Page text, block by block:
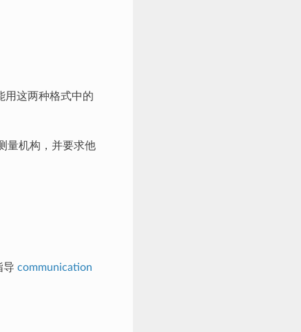
用这两种格式中的
量机构，并要求他
导 communication